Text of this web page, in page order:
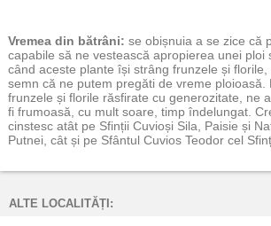
Vremea din bătrâni: se obișnuia a se zice că
capabile să ne vestească apropierea unei ploi
când aceste plante își strâng frunzele și florile,
semn că ne putem pregăti de vreme ploioasă.
frunzele și florile răsfirate cu generozitate, ne
fi frumoasă, cu mult soare, timp îndelungat.
cinstesc atât pe Sfinții Cuvioși Sila, Paisie și
Putnei, cât și pe Sfântul Cuvios Teodor cel
ALTE LOCALITĂȚI: